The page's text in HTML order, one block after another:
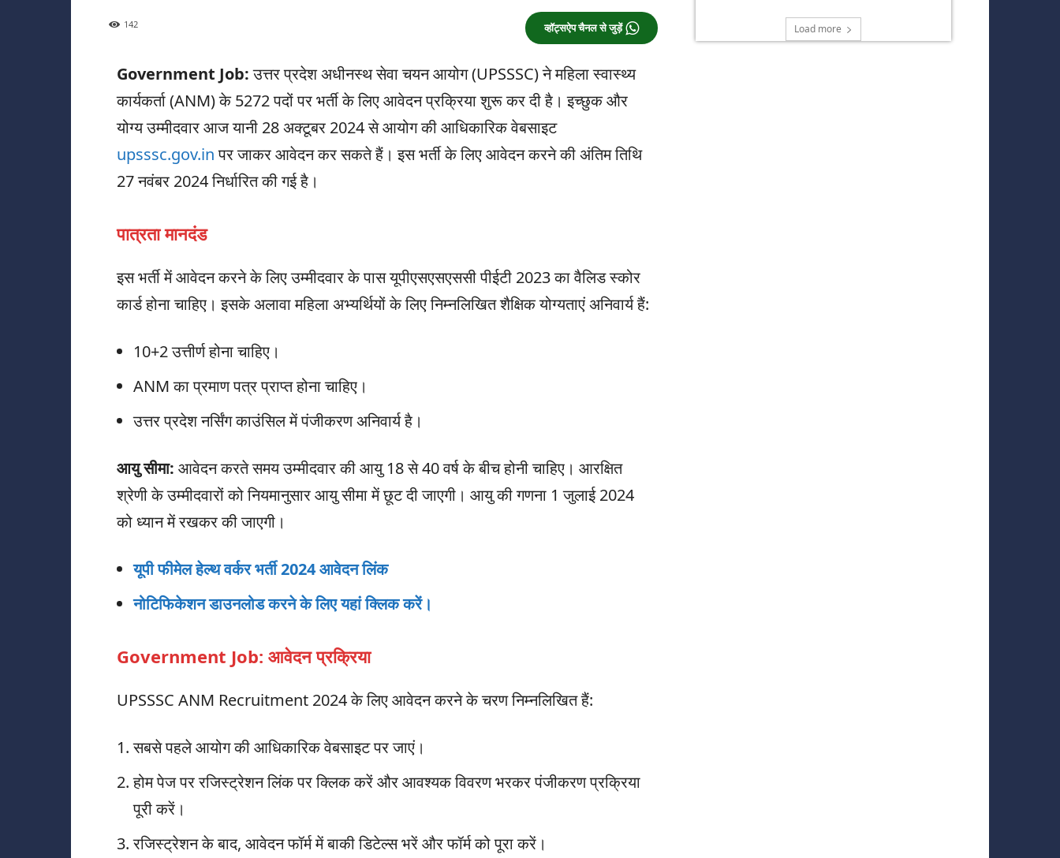
व्हॉट्सऐप चैनल से जुड़ें
142
Government Job:उत्तर प्रदेश अधीनस्थ सेवा चयन आयोग (UPSSSC) ने महिला स्वास्थ्य
कार्यकर्ता (ANM) के 5272 पदों पर भर्ती के लिए आवेदन प्रक्रिया शुरू कर दी है। इच्छुक और
योग्य उम्मीदवार आज यानी 28 अक्टूबर 2024 से आयोग की आधिकारिक वेबसाइट
upsssc.gov.inपर जाकर आवेदन कर सकते हैं। इस भर्ती के लिए आवेदन करने की अंतिम तिथि
27 नवंबर 2024 निर्धारित की गई है।
पात्रता मानदंड
इस भर्ती में आवेदन करने के लिए उम्मीदवार के पास यूपीएसएसएससी पीईटी 2023 का वैलिड स्कोर
कार्ड होना चाहिए। इसके अलावा महिला अभ्यर्थियों के लिए निम्नलिखित शैक्षिक योग्यताएं अनिवार्य हैं:
10+2 उत्तीर्ण होना चाहिए।
ANM का प्रमाण पत्र प्राप्त होना चाहिए।
उत्तर प्रदेश नर्सिंग काउंसिल में पंजीकरण अनिवार्य है।
आयु सीमा: आवेदन करते समय उम्मीदवार की आयु 18 से 40 वर्ष के बीच होनी चाहिए। आरक्षित
श्रेणी के उम्मीदवारों को नियमानुसार आयु सीमा में छूट दी जाएगी। आयु की गणना 1 जुलाई 2024
को ध्यान में रखकर की जाएगी।
यूपी फीमेल हेल्थ वर्कर भर्ती 2024 आवेदन लिंक
नोटिफिकेशन डाउनलोड करने के लिए यहां क्लिक करें।
Government Job: आवेदन प्रक्रिया
UPSSSC ANM Recruitment 2024 के लिए आवेदन करने के चरण निम्नलिखित हैं:
सबसे पहले आयोग की आधिकारिक वेबसाइट पर जाएं।
होम पेज पर रजिस्ट्रेशन लिंक पर क्लिक करें और आवश्यक विवरण भरकर पंजीकरण प्रक्रिया
पूरी करें।
रजिस्ट्रेशन के बाद, आवेदन फॉर्म में बाकी डिटेल्स भरें और फॉर्म को पूरा करें।
Load more